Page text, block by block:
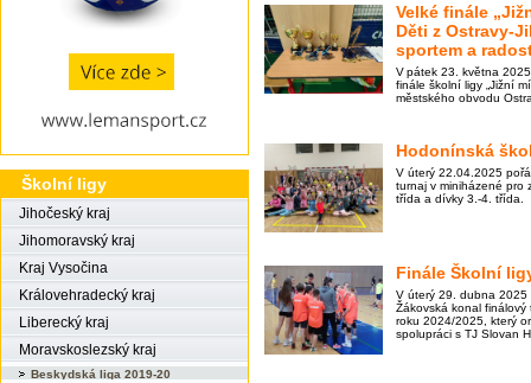
Školní ligy
Jihočeský kraj
Jihomoravský kraj
Kraj Vysočina
Královehradecký kraj
Liberecký kraj
Moravskoslezský kraj
Beskydská liga 2019-20
Velké finále
Děti z Ostravy-
sportem a
V pátek 23. května
finále školní ligy „Jižní
městského obvodu
Hodonínská
V úterý 22.04.2025
turnaj v miniházené pro
třída a dívky 3.-4. třída.
Finále Školní
V úterý 29. dubna
Žákovská konal
roku 2024/2025, který
spolupráci s TJ Slovan